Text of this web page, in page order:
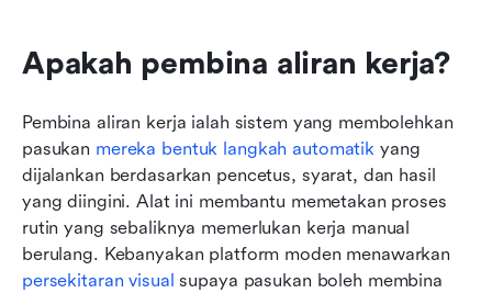
Apakah pembina aliran kerja?
Pembina aliran kerja ialah sistem yang membolehkan
pasukan mereka bentuk langkah automatik yang
dijalankan berdasarkan pencetus, syarat, dan hasil
yang diingini. Alat ini membantu memetakan proses
rutin yang sebaliknya memerlukan kerja manual
persekitaran visual supaya pasukan boleh membina